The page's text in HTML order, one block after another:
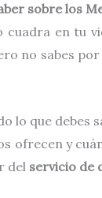
sobre los
cuadra en tu
no sabes
lo que debes
ofrecen y
del servicio de